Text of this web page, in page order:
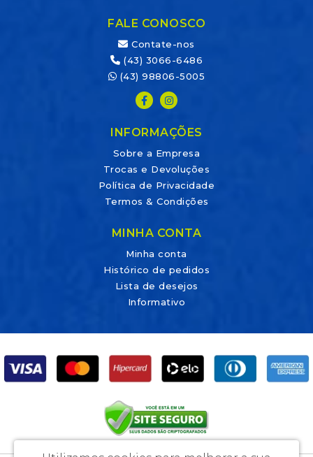
FALE CONOSCO
Contate-nos
(43) 3066-6486
(43) 98806-5005
INFORMAÇÕES
Sobre a Empresa
Trocas e Devoluções
Política de Privacidade
Termos & Condições
MINHA CONTA
Minha conta
Histórico de pedidos
Lista de desejos
Informativo